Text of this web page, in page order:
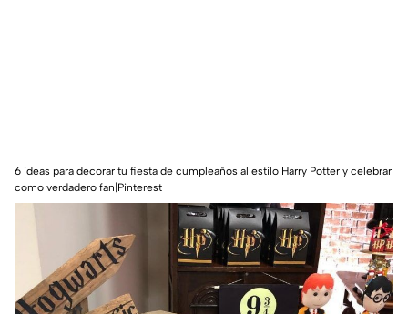
6 ideas para decorar tu fiesta de cumpleaños al estilo Harry Potter y celebrar
como verdadero fan|Pinterest